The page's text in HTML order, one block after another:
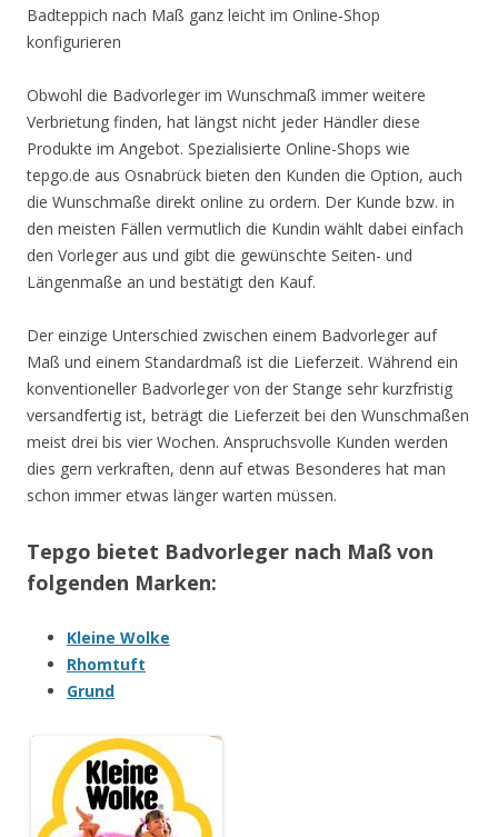
Badteppich nach Maß ganz leicht im Online-Shop
konfigurieren
Obwohl die Badvorleger im Wunschmaß immer weitere
Verbrietung finden, hat längst nicht jeder Händler diese
Produkte im Angebot. Spezialisierte Online-Shops wie
tepgo.de aus Osnabrück bieten den Kunden die Option, auch
die Wunschmaße direkt online zu ordern. Der Kunde bzw. in
den meisten Fällen vermutlich die Kundin wählt dabei einfach
den Vorleger aus und gibt die gewünschte Seiten- und
Längenmaße an und bestätigt den Kauf.
Der einzige Unterschied zwischen einem Badvorleger auf
Maß und einem Standardmaß ist die Lieferzeit. Während ein
konventioneller Badvorleger von der Stange sehr kurzfristig
versandfertig ist, beträgt die Lieferzeit bei den Wunschmaßen
meist drei bis vier Wochen. Anspruchsvolle Kunden werden
dies gern verkraften, denn auf etwas Besonderes hat man
schon immer etwas länger warten müssen.
Tepgo bietet Badvorleger nach Maß von
folgenden Marken:
Kleine Wolke
Rhomtuft
Grund